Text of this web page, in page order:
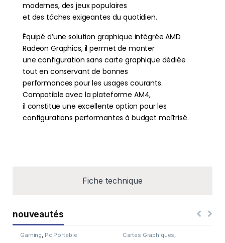
Fiche technique
modernes, des jeux populaires
et des tâches exigeantes du quotidien.
Équipé d’une solution graphique intégrée AMD
Radeon Graphics, il permet de monter
une configuration sans carte graphique dédiée
tout en conservant de bonnes
performances pour les usages courants.
Compatible avec la plateforme AM4,
il constitue une excellente option pour les
configurations performantes à budget maîtrisé.
nouveautés
Gaming, Pc Portable Cartes Graphiques,